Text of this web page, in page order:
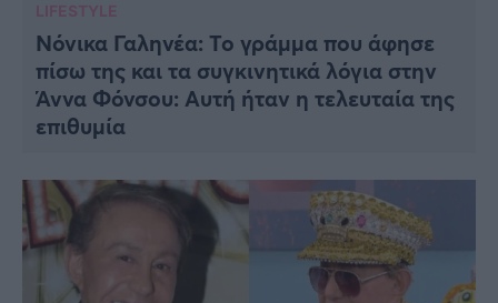
LIFESTYLE
Νόνικα Γαληνέα: Το γράμμα που άφησε
πίσω της και τα συγκινητικά λόγια στην
Άννα Φόνσου: Αυτή ήταν η τελευταία της
επιθυμία